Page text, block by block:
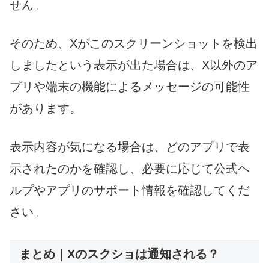
せん。
そのため、Xがこのスクリーンショットを検出
しましたという表示が出た場合は、X以外のア
プリや端末の機能によるメッセージの可能性
があります。
表示内容が気になる場合は、どのアプリで表
示されたのかを確認し、必要に応じて公式ヘ
ルプやアプリのサポート情報を確認してくだ
さい。
まとめ｜Xのスクショは通知される？